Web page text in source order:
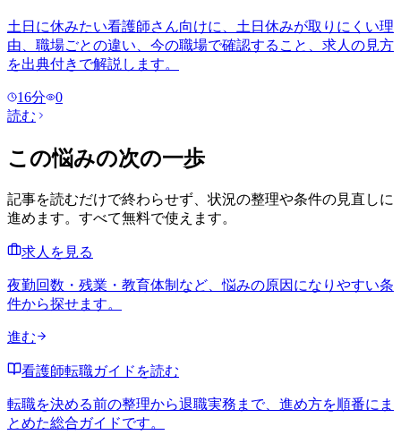
土日に休みたい看護師さん向けに、土日休みが取りにくい理
由、職場ごとの違い、今の職場で確認すること、求人の見方
を出典付きで解説します。
16分
0
読む
この悩みの次の一歩
記事を読むだけで終わらせず、状況の整理や条件の見直しに
進めます。すべて無料で使えます。
求人を見る
夜勤回数・残業・教育体制など、悩みの原因になりやすい条
件から探せます。
進む
看護師転職ガイドを読む
転職を決める前の整理から退職実務まで、進め方を順番にま
とめた総合ガイドです。